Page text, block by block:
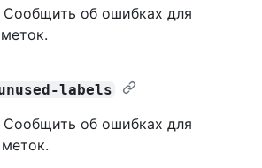
об ошибках для
labels
об ошибках для